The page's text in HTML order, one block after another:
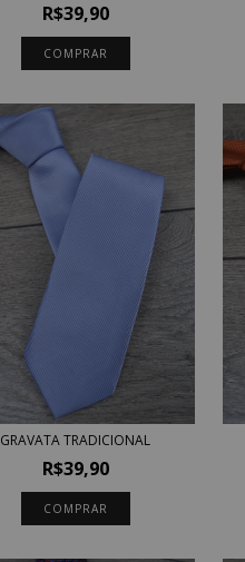
R$39,90
GRAVATA TRADICIONAL
R$39,90